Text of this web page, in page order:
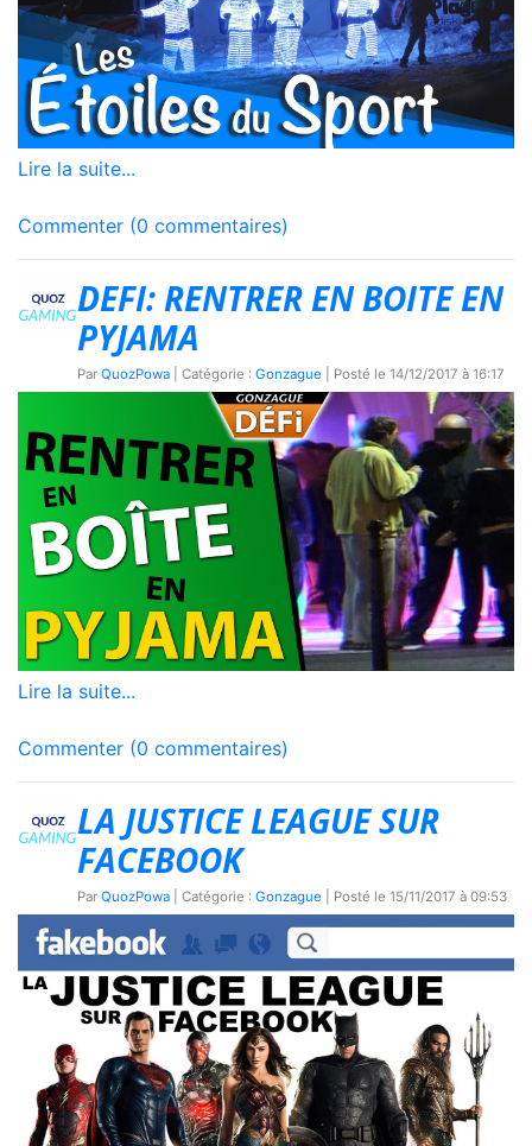
Lire la suite...
Commenter (0 commentaires)
DEFI: RENTRER EN BOITE EN
PYJAMA
Par QuozPowa | Catégorie : Gonzague | Posté le 14/12/2017 à 16:17
Lire la suite...
Commenter (0 commentaires)
LA JUSTICE LEAGUE SUR
FACEBOOK
Par QuozPowa | Catégorie : Gonzague | Posté le 15/11/2017 à 09:53